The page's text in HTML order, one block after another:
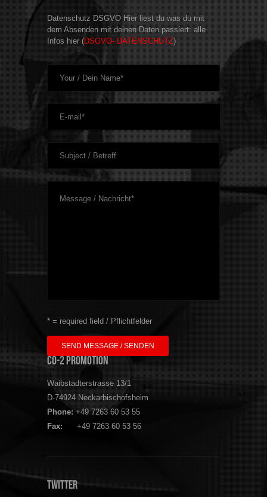
Datenschutz DSGVO Hier liest du was du mit
dem Absenden mit deinen Daten passiert: alle
Infos hier (DSGVO- DATENSCHUTZ)
* = required field / Pflichtfelder
CO-2 Promotion
Waibstadterstrasse 13/1
D-74924 Neckarbischofsheim
Phone: +49 7263 60 53 55
Fax: +49 7263 60 53 56
Twitter